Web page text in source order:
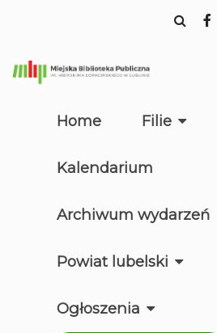
Home Filie
Kalendarium
Archiwum wydarzeń
Powiat lubelski
Ogłoszenia